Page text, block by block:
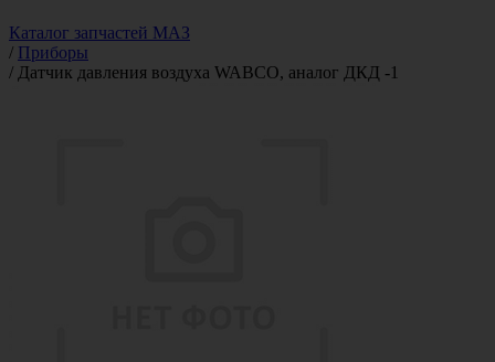
Каталог запчастей МАЗ
/ Приборы
/ Датчик давления воздуха WABCO, аналог ДКД -1